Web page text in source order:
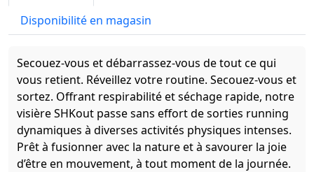
Disponibilité en magasin
Secouez-vous et débarrassez-vous de tout ce qui
vous retient. Réveillez votre routine. Secouez-vous et
sortez. Offrant respirabilité et séchage rapide, notre
visière SHKout passe sans effort de sorties running
dynamiques à diverses activités physiques intenses.
Prêt à fusionner avec la nature et à savourer la joie
d’être en mouvement, à tout moment de la journée.